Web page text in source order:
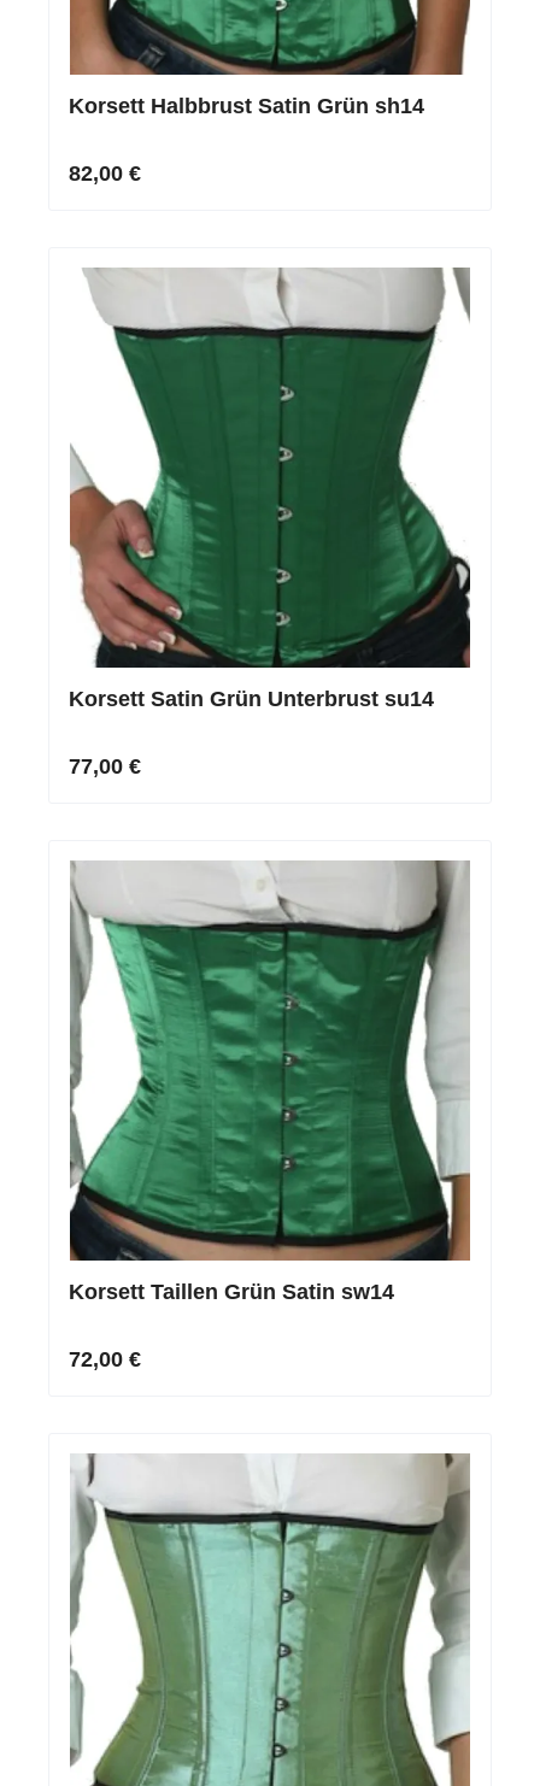
Korsett Halbbrust Satin Grün sh14
82,00 €
Korsett Satin Grün Unterbrust su14
77,00 €
Korsett Taillen Grün Satin sw14
72,00 €